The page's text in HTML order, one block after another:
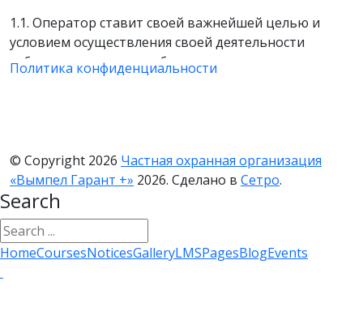
1.1. Оператор ставит своей важнейшей целью и
условием осуществления своей деятельности
соблюдение прав и свобод человека и гражданина
при обработке его персональных данных, в том
1.2. Настоящая политика Оператора в отношении
обработки персональных данных (далее - Политика)
применяется ко всей информации, которую
Оператор может получить о посетителях веб-сайта
https://vimpelsb.ru/
2. Основные понятия, используемые в Политике
Политика конфиденциальности
© Copyright 2026 Частная охранная организация
«Вымпел Гарант +» 2026. Сделано в Сетро.
Search
HomeCoursesNoticesGalleryLMSPagesBlogEvents